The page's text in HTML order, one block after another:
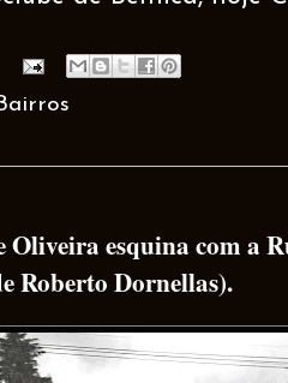
Oliveira esquina com a
Roberto Dornellas).